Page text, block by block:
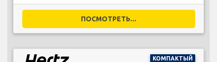
ПОСМОТРЕТЬ...
КОМПАКТЫЙ